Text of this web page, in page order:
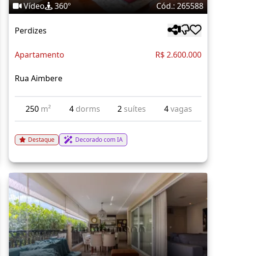
Vídeo 360º Cód.: 265588
Perdizes
Apartamento R$ 2.600.000
Rua Aimbere
250 m² 4 dorms 2 suítes 4vagas
Destaque Decorado com IA